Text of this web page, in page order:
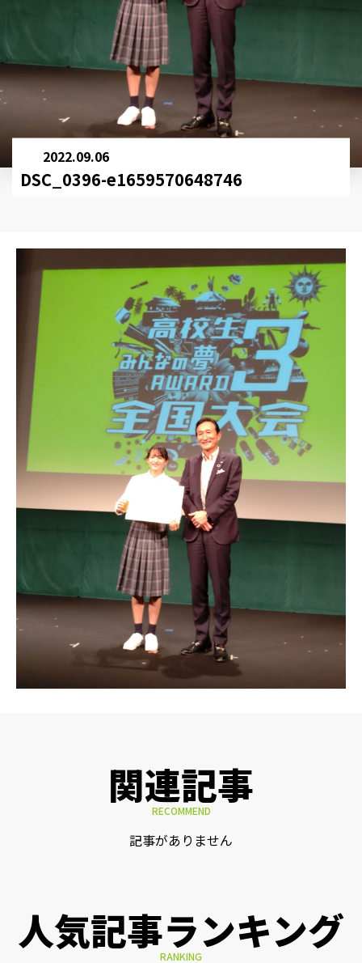
2022.09.06
DSC_0396-e1659570648746
関連記事
RECOMMEND
記事がありません
人気記事ランキング
RANKING